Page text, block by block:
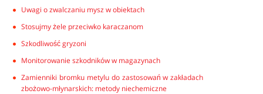
Uwagi o zwalczaniu mysz w obiektach
Stosujmy żele przeciwko karaczanom
Szkodliwość gryzoni
Monitorowanie szkodników w magazynach
Zamienniki bromku metylu do zastosowań w zakładach
zbożowo-młynarskich: metody niechemiczne